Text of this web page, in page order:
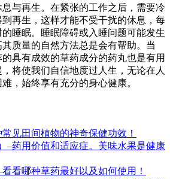
与再生。在紧张的工作之后，需要冷
再生，这样才能不受干扰的休息，每
睡眠。睡眠障碍或入睡问题可能发生
质量的自然方法总是会有帮助。当
具有成效的草药成分的药丸也是有用
将使我们自信地度过人生，无论在人
，始终享有充分的身心健康。
见田间植物的神奇保健功效！
–药用价值和适应症。美味水果是健康
看哪种草药最好以及如何使用！